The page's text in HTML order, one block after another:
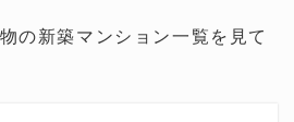
の新築マンション一覧を見て